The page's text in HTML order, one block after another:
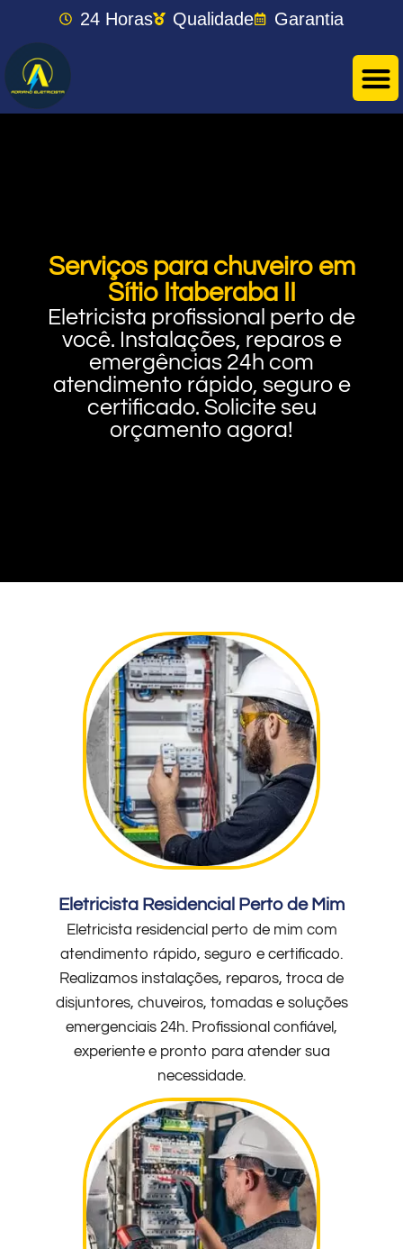
24 Horas Qualidade Garantia
Serviços para chuveiro em
Sítio Itaberaba II
Eletricista profissional perto de
você. Instalações, reparos e
emergências 24h com
atendimento rápido, seguro e
certificado. Solicite seu
orçamento agora!
Eletricista Residencial Perto de Mim
Eletricista residencial perto de mim com
atendimento rápido, seguro e certificado.
Realizamos instalações, reparos, troca de
disjuntores, chuveiros, tomadas e soluções
emergenciais 24h. Profissional confiável,
experiente e pronto para atender sua
necessidade.